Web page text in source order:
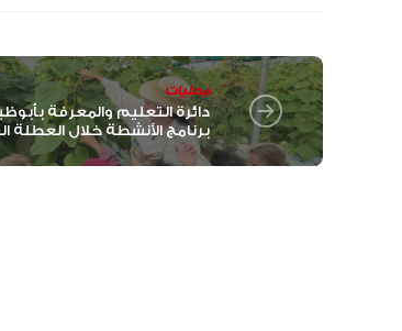
محليات
دائرة التعليم والمعرفة
برنامج الأنشطة خلال العطلة